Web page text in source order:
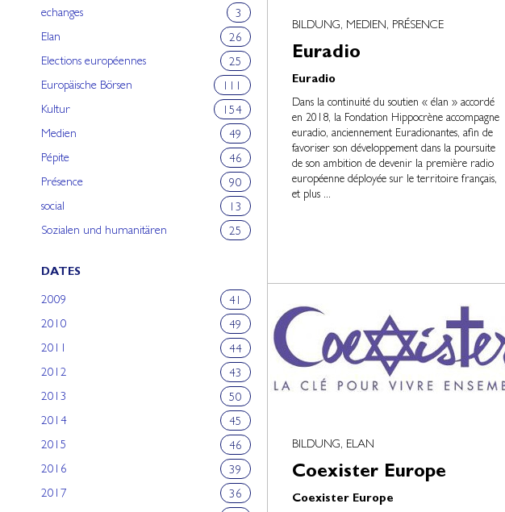
echanges
3
Elan
26
Elections européennes
25
Europäische Börsen
111
Kultur
154
Medien
49
Pépite
46
Présence
90
social
13
Sozialen und humanitären
25
DATES
2009
41
2010
49
2011
44
2012
43
2013
50
2014
45
2015
46
2016
39
2017
36
BILDUNG, MEDIEN, PRÉSENCE
Euradio
Euradio
Dans la continuité du soutien « élan » accordé
en 2018, la Fondation Hippocrène accompagne
euradio, anciennement Euradionantes, afin de
favoriser son développement dans la poursuite
de son ambition de devenir la première radio
européenne déployée sur le territoire français,
et plus ...
BILDUNG, ELAN
Coexister Europe
Coexister Europe